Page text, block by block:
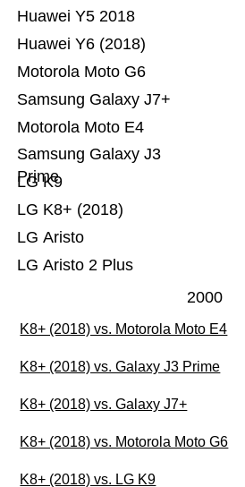
LG Aristo 2 Plus
LG Aristo
LG K8+ (2018)
LG K9
Samsung Galaxy J3
Prime
Motorola Moto E4
Samsung Galaxy J7+
Motorola Moto G6
Huawei Y6 (2018)
Huawei Y5 2018
2000
K8+ (2018) vs. Motorola Moto E4
K8+ (2018) vs. Galaxy J3 Prime
K8+ (2018) vs. Galaxy J7+
K8+ (2018) vs. Motorola Moto G6
K8+ (2018) vs. LG K9